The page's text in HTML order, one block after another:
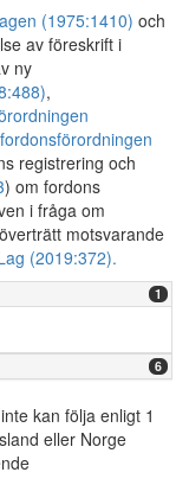
(1975:1410) och
av föreskrift i
ny
,
fordonsförordningen
registrering och
) om fordons
i fråga om
motsvarande
(2019:372).
1
6
kan följa enligt 1
eller Norge